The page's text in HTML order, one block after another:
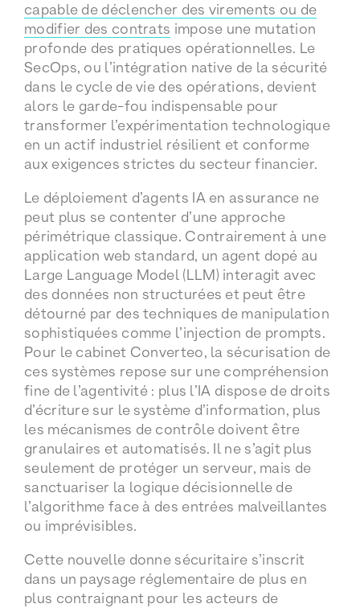
capable de déclencher des virements ou de
modifier des contrats impose une mutation
profonde des pratiques opérationnelles. Le
SecOps, ou l’intégration native de la sécurité
dans le cycle de vie des opérations, devient
alors le garde-fou indispensable pour
transformer l’expérimentation technologique
en un actif industriel résilient et conforme
aux exigences strictes du secteur financier.
Le déploiement d’agents IA en assurance ne
peut plus se contenter d’une approche
périmétrique classique. Contrairement à une
application web standard, un agent dopé au
Large Language Model (LLM) interagit avec
des données non structurées et peut être
détourné par des techniques de manipulation
sophistiquées comme l’injection de prompts.
Pour le cabinet Converteo, la sécurisation de
ces systèmes repose sur une compréhension
fine de l’agentivité : plus l’IA dispose de droits
d’écriture sur le système d’information, plus
les mécanismes de contrôle doivent être
granulaires et automatisés. Il ne s’agit plus
seulement de protéger un serveur, mais de
sanctuariser la logique décisionnelle de
l’algorithme face à des entrées malveillantes
ou imprévisibles.
Cette nouvelle donne sécuritaire s’inscrit
dans un paysage réglementaire de plus en
plus contraignant pour les acteurs de